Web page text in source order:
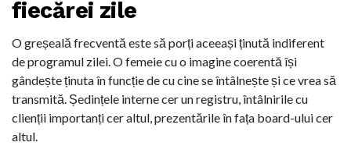
fiecărei zile
O greșeală frecventă este să porți aceeași ținută indiferent
de programul zilei. O femeie cu o imagine coerentă își
gândește ținuta în funcție de cu cine se întâlnește și ce vrea să
transmită. Ședințele interne cer un registru, întâlnirile cu
clienții importanți cer altul, prezentările în fața board-ului cer
altul.